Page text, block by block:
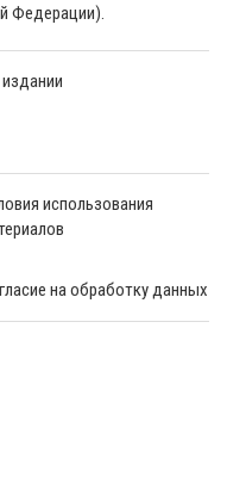
Федерации).
использования
на обработку данных